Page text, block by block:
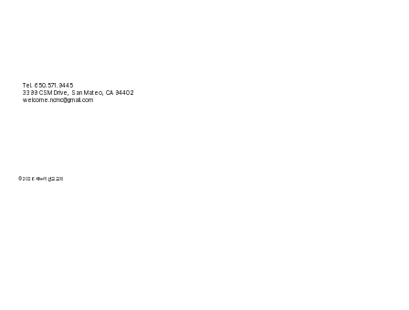
Tel. 650.571.9445
3399 CSM Drive, San Mateo, CA 94402
welcome.ncmc@gmail.com
© 2026 새누리 선교 교회